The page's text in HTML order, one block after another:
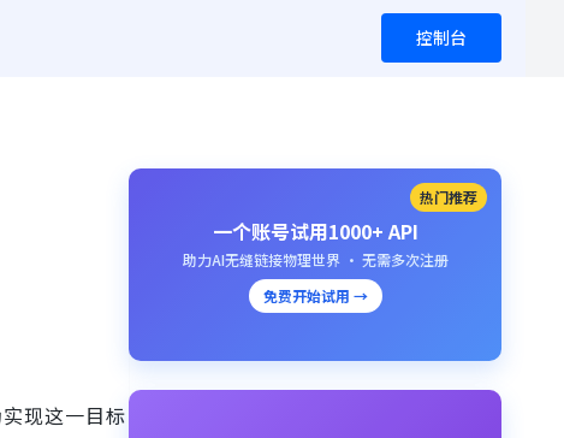
控制台
现这一目标
热门推荐
一个账号试用1000+ API
助力AI无缝链接物理世界 · 无需多次注册
免费开始试用 →